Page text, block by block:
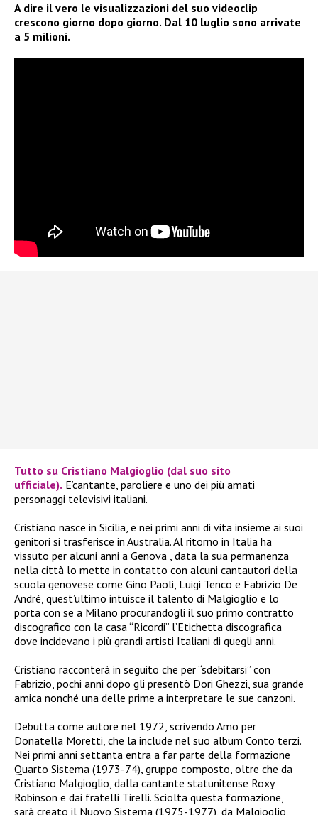
A dire il vero le visualizzazioni del suo videoclip
crescono giorno dopo giorno. Dal 10 luglio sono arrivate
a 5 milioni.
Tutto su Cristiano Malgioglio (dal suo sito
ufficiale). E’cantante, paroliere e uno dei più amati
personaggi televisivi italiani.
Cristiano nasce in Sicilia, e nei primi anni di vita insieme ai suoi
genitori si trasferisce in Australia. Al ritorno in Italia ha
vissuto per alcuni anni a Genova , data la sua permanenza
nella città lo mette in contatto con alcuni cantautori della
scuola genovese come Gino Paoli, Luigi Tenco e Fabrizio De
André, quest’ultimo intuisce il talento di Malgioglio e lo
porta con se a Milano procurandogli il suo primo contratto
discografico con la casa “Ricordi” l’Etichetta discografica
dove incidevano i più grandi artisti Italiani di quegli anni.
Cristiano racconterà in seguito che per “sdebitarsi” con
Fabrizio, pochi anni dopo gli presentò Dori Ghezzi, sua grande
amica nonché una delle prime a interpretare le sue canzoni.
Debutta come autore nel 1972, scrivendo Amo per
Donatella Moretti, che la include nel suo album Conto terzi.
Nei primi anni settanta entra a far parte della formazione
Quarto Sistema (1973-74), gruppo composto, oltre che da
Cristiano Malgioglio, dalla cantante statunitense Roxy
Robinson e dai fratelli Tirelli. Sciolta questa formazione,
sarà creato il Nuovo Sistema (1975-1977), da Malgioglio,